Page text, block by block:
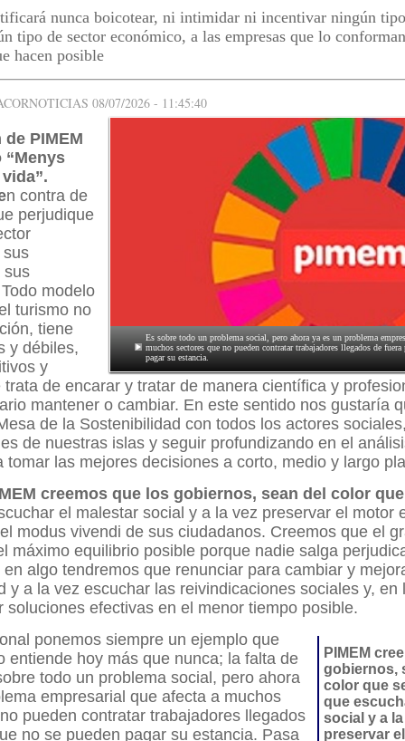
nunca boicotear, ni intimidar ni incentivar ningún
tipo de sector económico, a las empresas que lo
hacen posible
08/07/2026 - 11:45:40
Es sobre todo un problema social, pero ahora ya es un problema
muchos sectores que no pueden contratar trabajadores llegados de fuera
pagar su estancia.
PIMEM
“Menys
n contra de
perjudique
sus
sus
modelo
turismo no
tiene
y débiles,
y
trata de encarar y tratar de manera científica y
mantener o cambiar. En este sentido nos gustaría
de la Sostenibilidad con todos los actores
de nuestras islas y seguir profundizando en el
tomar las mejores decisiones a corto, medio y largo
creemos que los gobiernos, sean del color
el malestar social y a la vez preservar el motor
modus vivendi de sus ciudadanos. Creemos que el
máximo equilibrio posible porque nadie salga
algo tendremos que renunciar para cambiar y
y a la vez escuchar las reivindicaciones sociales y, en
soluciones efectivas en el menor tiempo posible.
PIMEM
gobiernos,
color que
que
social y a
preservar
ponemos siempre un ejemplo que
entiende hoy más que nunca; la falta de
todo un problema social, pero ahora
empresarial que afecta a muchos
pueden contratar trabajadores llegados
no se pueden pagar su estancia. Pasa